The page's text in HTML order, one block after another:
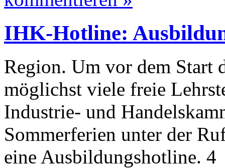
IHK-Hotline:
Region. Um vor dem Start
möglichst viele freie
Industrie- und
Sommerferien unter der
eine Ausbildungshotline. 4